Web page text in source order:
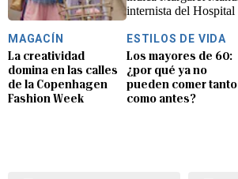
MAGACÍN
La creatividad
domina en las calles
de la Copenhagen
Fashion Week
ESTILOS DE VIDA
Los mayores de 60:
¿por qué ya no
pueden comer tanto
como antes?